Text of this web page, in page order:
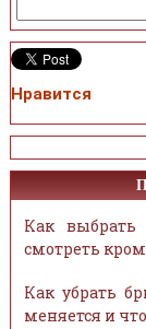
Нравится
Как
смотреть
Как убрать
меняется и